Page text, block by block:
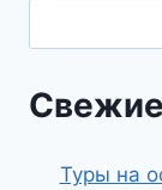
Туры на